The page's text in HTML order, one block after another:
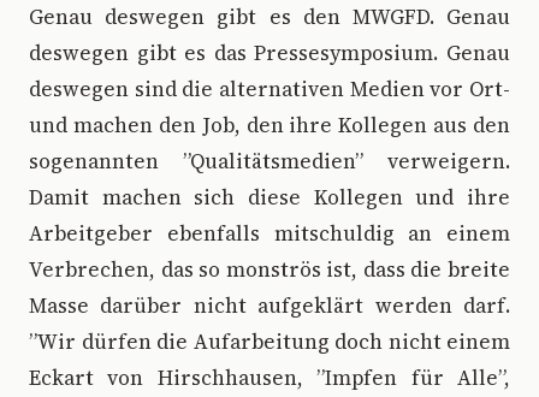
Genau deswegen gibt es den MWGFD. Genau
deswegen gibt es das Pressesymposium. Genau
deswegen sind die alternativen Medien vor Ort-
und machen den Job, den ihre Kollegen aus den
sogenannten ”Qualitätsmedien” verweigern.
Damit machen sich diese Kollegen und ihre
Arbeitgeber ebenfalls mitschuldig an einem
Verbrechen, das so monströs ist, dass die breite
Masse darüber nicht aufgeklärt werden darf.
”Wir dürfen die Aufarbeitung doch nicht einem
Eckart von Hirschhausen, ”Impfen für Alle”,